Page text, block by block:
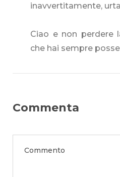
inavvertitamente,
Ciao e non perdere
che hai sempre
Commenta